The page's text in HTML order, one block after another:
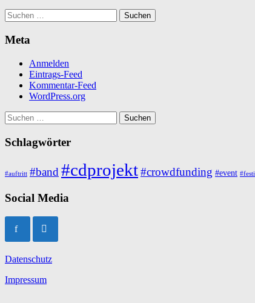
Suchen
nach:
Meta
Anmelden
Eintrags-Feed
Kommentar-Feed
WordPress.org
Suchen
nach:
Schlagwörter
#auftritt #band#cdprojekt#crowdfunding #event
Social Media
Datenschutz
Impressum